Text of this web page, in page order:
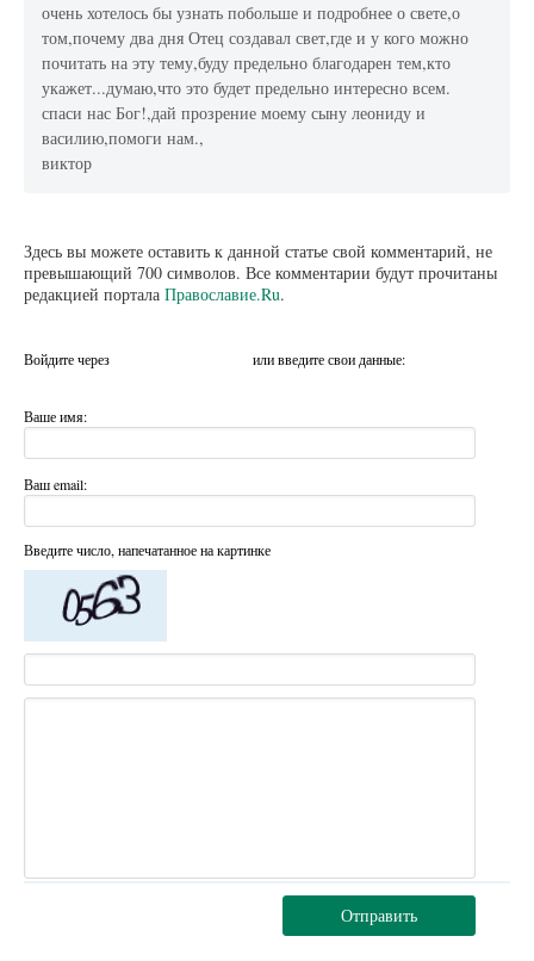
очень хотелось бы узнать побольше и подробнее о свете,о
том,почему два дня Отец создавал свет,где и у кого можно
почитать на эту тему,буду предельно благодарен тем,кто
укажет...думаю,что это будет предельно интересно всем.
спаси нас Бог!,дай прозрение моему сыну леониду и
василию,помоги нам.,
виктор
Здесь вы можете оставить к данной статье свой комментарий, не
превышающий 700 символов. Все комментарии будут прочитаны
редакцией портала Православие.Ru.
Войдите через или введите свои данные:
Ваше имя:
Ваш email:
Введите число, напечатанное на картинке
Отправить